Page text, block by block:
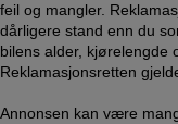
feil og mangler.
dårligere stand enn du
bilens alder, kjørelengde
Reklamasjonsretten
Annonsen kan være